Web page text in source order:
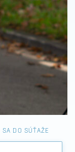
DO SÚŤAŽE